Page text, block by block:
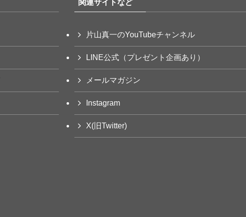
関連サイトなど
片山真一のYouTubeチャンネル
LINE公式（プレゼント企画あり）
メールマガジン
Instagram
X(旧Twitter)